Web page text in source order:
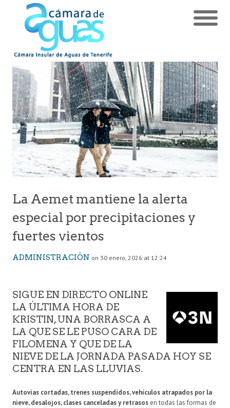
La Aemet mantiene la alerta
especial por precipitaciones y
fuertes vientos
ADMINISTRACIÓN on 30 enero, 2026 at 12:24
SIGUE EN DIRECTO ONLINE
LA ÚLTIMA HORA DE
KRISTIN, UNA BORRASCA A
LA QUE SE LE PUSO CARA DE
FILOMENA Y QUE DE LA
NIEVE DE LA JORNADA PASADA HOY SE
CENTRA EN LAS LLUVIAS.
Autovías cortadas, trenes suspendidos, vehículos atrapados por la
nieve, desalojos, clases canceladas y retrasos en todas las formas de